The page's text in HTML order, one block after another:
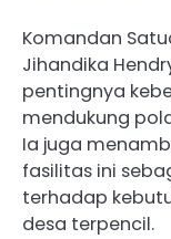
Komandan
Jihandika
pentingnya
mendukung
Ia juga
fasilitas ini
terhadap
desa terpencil.